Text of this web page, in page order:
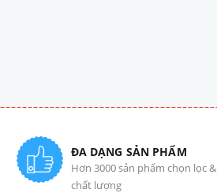
ĐA DẠNG SẢN PHẨM
Hơn 3000 sản phẩm chọn lọc &
chất lượng